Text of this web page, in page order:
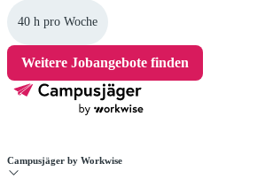
40 h pro Woche
Weitere Jobangebote finden
Campusjäger by Workwise